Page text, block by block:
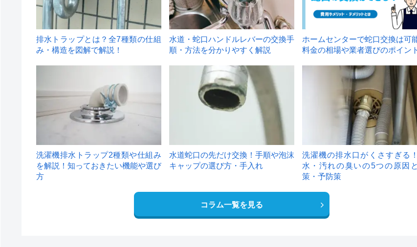
排水トラップとは？全7種類の仕組
み・構造を図解で解説！
水道・蛇口ハンドルレバーの交換手
順・方法を分かりやすく解説
ホームセンターで蛇口交換は可
料金の相場や業者選びのポイント
洗濯機排水トラップ2種類や仕組み
を解説！知っておきたい機能や選び
方
水道蛇口の先だけ交換！手順や泡沫
キャップの選び方・手入れ
洗濯機の排水口がくさすぎる
水・汚れの臭いの5つの原因
策・予防策
コラム一覧を見る